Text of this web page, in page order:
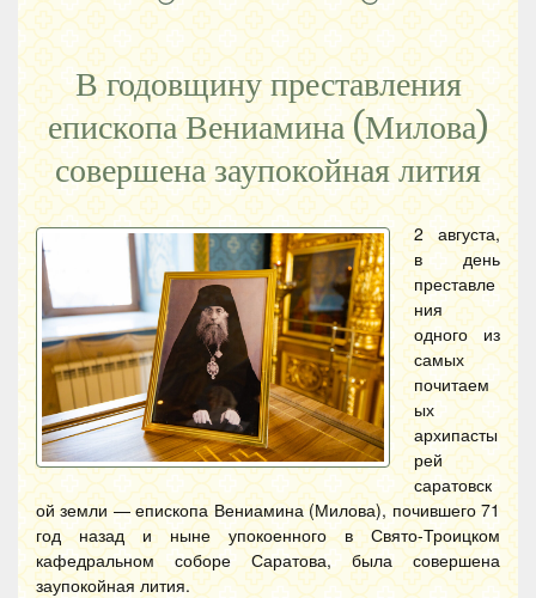
В годовщину преставления
епископа Вениамина (Милова)
совершена заупокойная лития
2 августа,
в день
преставле
ния
одного из
самых
почитаем
ых
архипасты
рей
саратовск
ой земли — епископа Вениамина (Милова), почившего 71
год назад и ныне упокоенного в Свято-Троицком
кафедральном соборе Саратова, была совершена
заупокойная лития.